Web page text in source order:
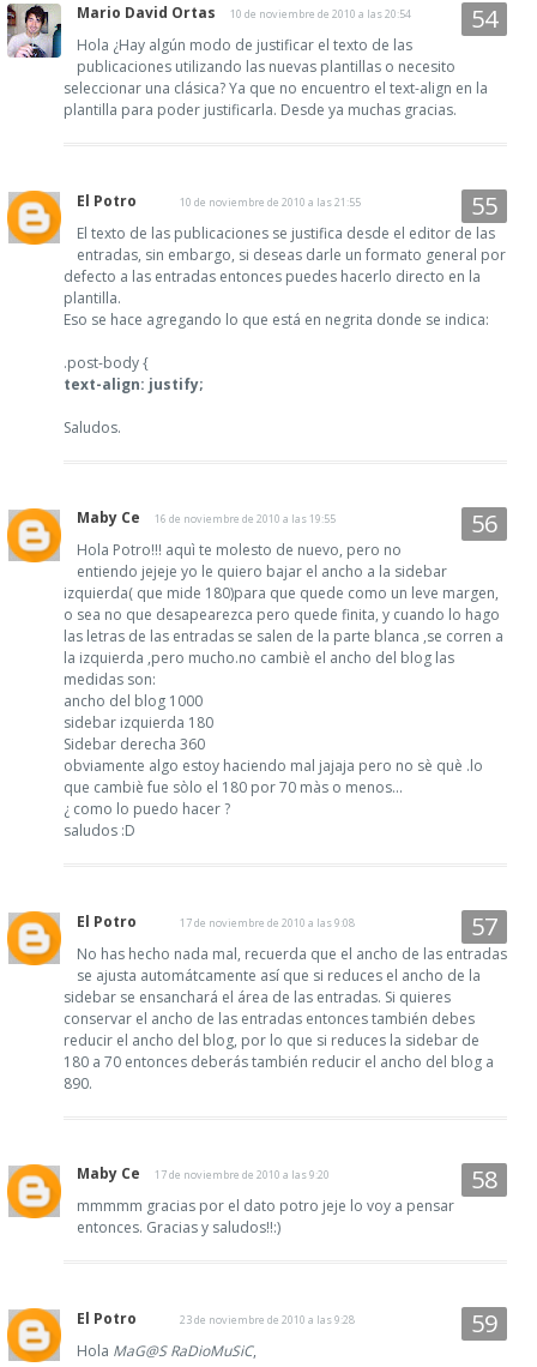
Mario David Ortas 10 de noviembre de 2010 a las 20:54
Hola ¿Hay algún modo de justificar el texto de las
publicaciones utilizando las nuevas plantillas o necesito
seleccionar una clásica? Ya que no encuentro el text-align en la
plantilla para poder justificarla. Desde ya muchas gracias.
El Potro 10 de noviembre de 2010 a las 21:55
El texto de las publicaciones se justifica desde el editor de las
entradas, sin embargo, si deseas darle un formato general por
defecto a las entradas entonces puedes hacerlo directo en la
plantilla.
Eso se hace agregando lo que está en negrita donde se indica:
.post-body {
text-align: justify;
Saludos.
Maby Ce 16 de noviembre de 2010 a las 19:55
Hola Potro!!! aquì te molesto de nuevo, pero no
entiendo jejeje yo le quiero bajar el ancho a la sidebar
izquierda( que mide 180)para que quede como un leve margen,
o sea no que desapearezca pero quede finita, y cuando lo hago
las letras de las entradas se salen de la parte blanca ,se corren a
la izquierda ,pero mucho.no cambiè el ancho del blog las
medidas son:
ancho del blog 1000
sidebar izquierda 180
Sidebar derecha 360
obviamente algo estoy haciendo mal jajaja pero no sè què .lo
que cambiè fue sòlo el 180 por 70 màs o menos...
¿ como lo puedo hacer ?
saludos :D
El Potro 17 de noviembre de 2010 a las 9:08
No has hecho nada mal, recuerda que el ancho de las entradas
se ajusta automátcamente así que si reduces el ancho de la
sidebar se ensanchará el área de las entradas. Si quieres
conservar el ancho de las entradas entonces también debes
reducir el ancho del blog, por lo que si reduces la sidebar de
180 a 70 entonces deberás también reducir el ancho del blog a
890.
Maby Ce 17 de noviembre de 2010 a las 9:20
mmmmm gracias por el dato potro jeje lo voy a pensar
entonces. Gracias y saludos!!:)
El Potro 23 de noviembre de 2010 a las 9:28
Hola MaG@S RaDioMuSiC,